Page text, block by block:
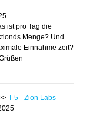
ist pro Tag die
Menge? Und
Einnahme zeit?
T-5 - Zion Labs